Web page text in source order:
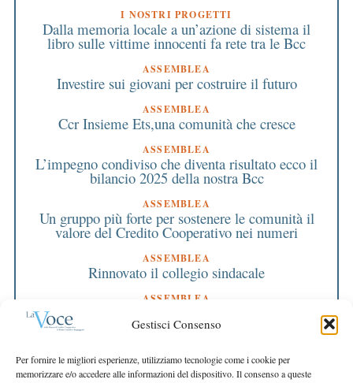
Gestisci Consenso
Per fornire le migliori esperienze, utilizziamo tecnologie come i cookie per
memorizzare e/o accedere alle informazioni del dispositivo. Il consenso a queste
I NOSTRI PROGETTI
Dalla memoria locale a un’azione di sistema il
libro sulle vittime innocenti fa rete tra le Bcc
ASSEMBLEA
Investire sui giovani per costruire il futuro
ASSEMBLEA
Ccr Insieme Ets,una comunità che cresce
ASSEMBLEA
L’impegno condiviso che diventa risultato ecco il
bilancio 2025 della nostra Bcc
ASSEMBLEA
Un gruppo più forte per sostenere le comunità il
valore del Credito Cooperativo nei numeri
ASSEMBLEA
Rinnovato il collegio sindacale
ASSEMBLEA
Bilancio approvato all’unanimità e 2 milioni
destinati al territorio
EDITORIALE DIRETTORE
Crescere restando riconoscibili